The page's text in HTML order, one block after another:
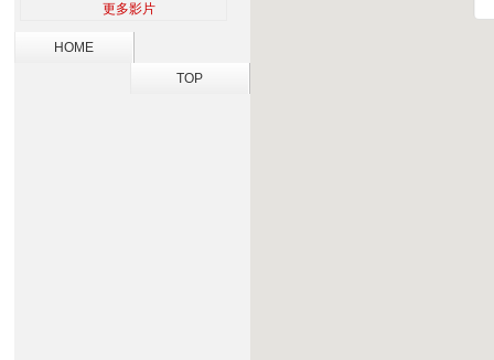
更多影片
HOME
TOP